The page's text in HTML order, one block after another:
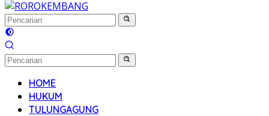
HOME
HUKUM
TULUNGAGUNG